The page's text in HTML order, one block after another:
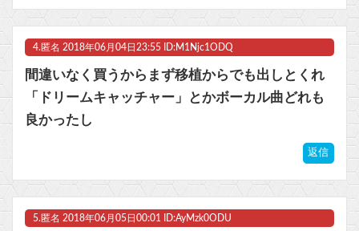
4. 匿名 2018年06月04日23:55 ID:M1Njc1ODQ
間違いなく買うからまず移植からでも出しとくれ
「ドリームキャッチャー」とかボーカル曲どれも
良かったし
返信
5. 匿名 2018年06月05日00:01 ID:AyMzk0ODU